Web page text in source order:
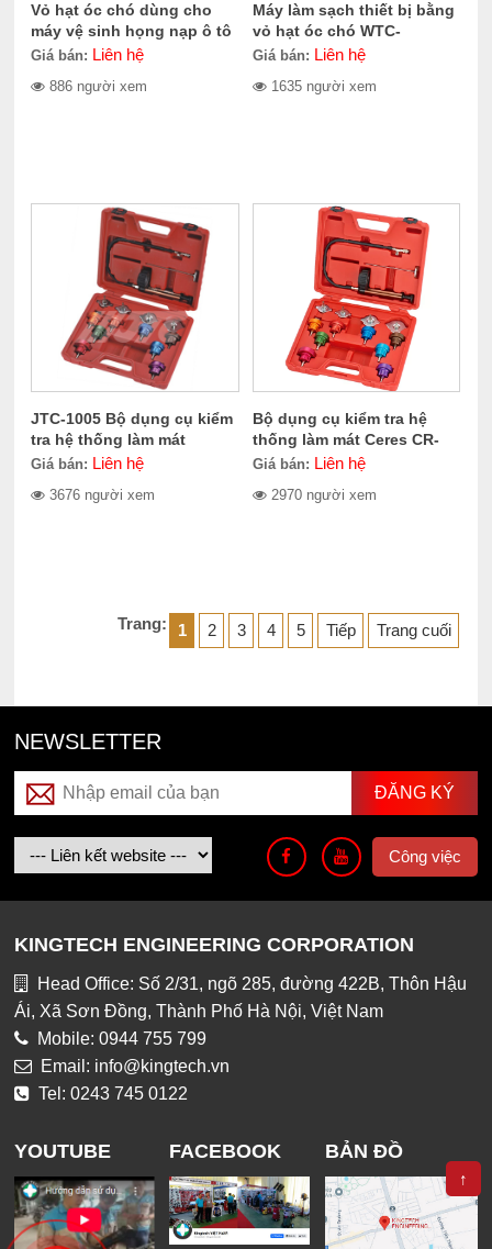
Vỏ hạt óc chó dùng cho
máy vệ sinh họng nạp ô tô
CERES CE-100.1011
Giá bán: Liên hệ
886 người xem
Máy làm sạch thiết bị bằng
vỏ hạt óc chó WTC-
100.1010
Giá bán: Liên hệ
1635 người xem
JTC-1005 Bộ dụng cụ kiểm
tra hệ thống làm mát
Giá bán: Liên hệ
3676 người xem
Bộ dụng cụ kiểm tra hệ
thống làm mát Ceres CR-
URP3720
Giá bán: Liên hệ
2970 người xem
Trang: 1 2 3 4 5 Tiếp Trang cuối
NEWSLETTER
Công việc
KINGTECH ENGINEERING CORPORATION
Head Office: Số 2/31, ngõ 285, đường 422B, Thôn Hậu
Ái, Xã Sơn Đồng, Thành Phố Hà Nội, Việt Nam
Mobile: 0944 755 799
Email: info@kingtech.vn
Tel: 0243 745 0122
YOUTUBE FACEBOOK BẢN ĐỒ
↑